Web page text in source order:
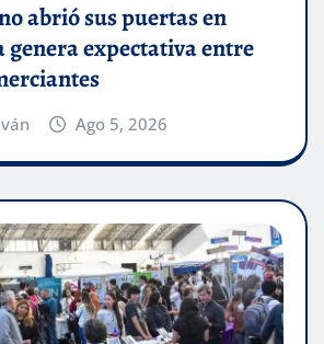
abrió sus puertas en
genera expectativa entre
Ago 5, 2026